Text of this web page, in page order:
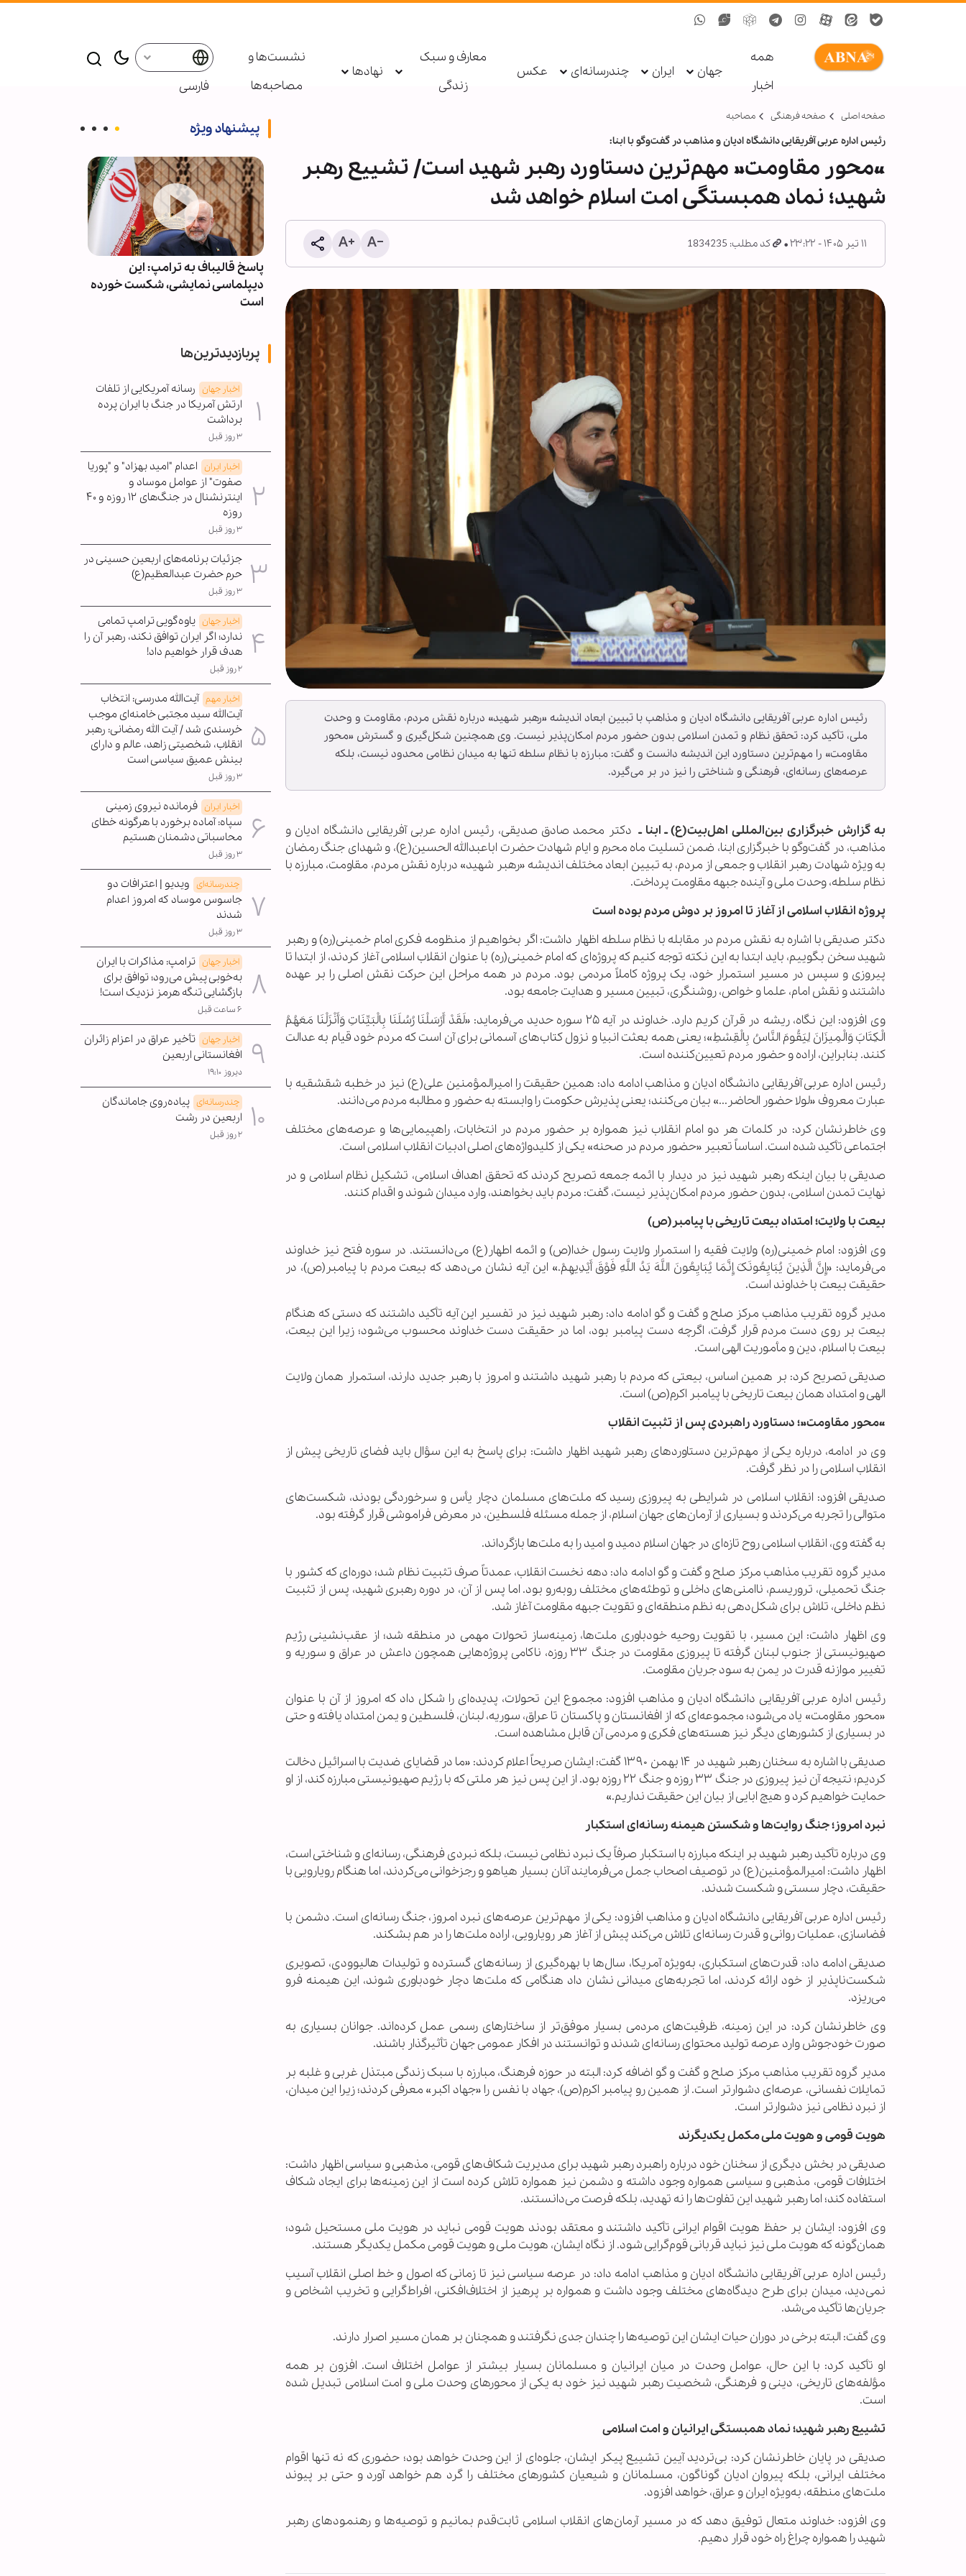
همه
اخبار
جهان ایران چندرسانه‌ای عکس
معارف و سبک
زندگی
نهادها
نشست‌ها و
مصاحبه‌ها
فارسی
صفحه اصلی صفحه فرهنگی مصاحبه
رئیس اداره عربی آفریقایی دانشگاه ادیان و مذاهب در گفت‌وگو با ابنا:
«محور مقاومت» مهم‌ترین دستاورد رهبر شهید است/ تشییع رهبر
شهید؛ نماد همبستگی امت اسلام خواهد شد
۱۱ تیر ۱۴۰۵ - ۲۳:۲۲ کد مطلب: 1834235
رئیس اداره عربی آفریقایی دانشگاه ادیان و مذاهب با تبیین ابعاد اندیشه «رهبر شهید» درباره نقش مردم، مقاومت و وحدت
ملی، تأکید کرد: تحقق نظام و تمدن اسلامی بدون حضور مردم امکان‌پذیر نیست. وی همچنین شکل‌گیری و گسترش «محور
مقاومت» را مهم‌ترین دستاورد این اندیشه دانست و گفت: مبارزه با نظام سلطه تنها به میدان نظامی محدود نیست، بلکه
عرصه‌های رسانه‌ای، فرهنگی و شناختی را نیز در بر می‌گیرد.
به گزارش خبرگزاری بین‌المللی اهل‌بیت(ع) ـ ابنا ـدکتر محمد صادق صدیقی، رئیس اداره عربی آفریقایی دانشگاه ادیان و
مذاهب، در گفت‌وگو با خبرگزاری ابنا، ضمن تسلیت ماه محرم و ایام شهادت حضرت اباعبدالله الحسین(ع)، و شهدای جنگ رمضان
به ویژه شهادت رهبر انقلاب و جمعی از مردم، به تبیین ابعاد مختلف اندیشه «رهبر شهید» درباره نقش مردم، مقاومت، مبارزه با
نظام سلطه، وحدت ملی و آینده جبهه مقاومت پرداخت.
پروژه انقلاب اسلامی از آغاز تا امروز بر دوش مردم بوده است
دکتر صدیقی با اشاره به نقش مردم در مقابله با نظام سلطه اظهار داشت: اگر بخواهیم از منظومه فکری امام خمینی(ره) و رهبر
شهید سخن بگوییم، باید ابتدا به این نکته توجه کنیم که پروژه‌ای که امام خمینی(ره) با عنوان انقلاب اسلامی آغاز کردند، از ابتدا تا
پیروزی و سپس در مسیر استمرار خود، یک پروژه کاملاً مردمی بود. مردم در همه مراحل این حرکت نقش اصلی را بر عهده
داشتند و نقش امام، علما و خواص، روشنگری، تبیین مسیر و هدایت جامعه بود.
وی افزود: این نگاه، ریشه در قرآن کریم دارد. خداوند در آیه ۲۵ سوره حدید می‌فرماید: «لَقَدْ أَرْسَلْنَا رُسُلَنَا بِالْبَیِّنَاتِ وَأَنْزَلْنَا مَعَهُمُ
الْکِتَابَ وَالْمِیزَانَ لِیَقُومَ النَّاسُ بِالْقِسْطِ»؛ یعنی همه بعثت انبیا و نزول کتاب‌های آسمانی برای آن است که مردم خود قیام به عدالت
کنند. بنابراین، اراده و حضور مردم تعیین‌کننده است.
رئیس اداره عربی آفریقایی دانشگاه ادیان و مذاهب ادامه داد: همین حقیقت را امیرالمؤمنین علی(ع) نیز در خطبه شقشقیه با
عبارت معروف «لولا حضور الحاضر...» بیان می‌کنند؛ یعنی پذیرش حکومت را وابسته به حضور و مطالبه مردم می‌دانند.
وی خاطرنشان کرد: در کلمات هر دو امام انقلاب نیز همواره بر حضور مردم در انتخابات، راهپیمایی‌ها و عرصه‌های مختلف
اجتماعی تأکید شده است. اساساً تعبیر «حضور مردم در صحنه» یکی از کلیدواژه‌های اصلی ادبیات انقلاب اسلامی است.
صدیقی با بیان اینکه رهبر شهید نیز در دیدار با ائمه جمعه تصریح کردند که تحقق اهداف اسلامی، تشکیل نظام اسلامی و در
نهایت تمدن اسلامی، بدون حضور مردم امکان‌پذیر نیست، گفت: مردم باید بخواهند، وارد میدان شوند و اقدام کنند.
بیعت با ولایت؛ امتداد بیعت تاریخی با پیامبر(ص)
وی افزود: امام خمینی(ره) ولایت فقیه را استمرار ولایت رسول خدا(ص) و ائمه اطهار(ع) می‌دانستند. در سوره فتح نیز خداوند
می‌فرماید: «إِنَّ الَّذِینَ یُبَایِعُونَکَ إِنَّمَا یُبَایِعُونَ اللَّهَ یَدُ اللَّهِ فَوْقَ أَیْدِیهِمْ.» این آیه نشان می‌دهد که بیعت مردم با پیامبر(ص)، در
حقیقت بیعت با خداوند است.
مدیر گروه تقریب مذاهب مرکز صلح و گفت و گو ادامه داد: رهبر شهید نیز در تفسیر این آیه تأکید داشتند که دستی که هنگام
بیعت بر روی دست مردم قرار گرفت، اگرچه دست پیامبر بود، اما در حقیقت دست خداوند محسوب می‌شود؛ زیرا این بیعت،
بیعت با اسلام، دین و مأموریت الهی است.
صدیقی تصریح کرد: بر همین اساس، بیعتی که مردم با رهبر شهید داشتند و امروز با رهبر جدید دارند، استمرار همان ولایت
الهی و امتداد همان بیعت تاریخی با پیامبر اکرم(ص) است.
«محور مقاومت»؛ دستاورد راهبردی پس از تثبیت انقلاب
وی در ادامه، درباره یکی از مهم‌ترین دستاوردهای رهبر شهید اظهار داشت: برای پاسخ به این سؤال باید فضای تاریخی پیش از
انقلاب اسلامی را در نظر گرفت.
صدیقی افزود: انقلاب اسلامی در شرایطی به پیروزی رسید که ملت‌های مسلمان دچار یأس و سرخوردگی بودند، شکست‌های
متوالی را تجربه می‌کردند و بسیاری از آرمان‌های جهان اسلام، از جمله مسئله فلسطین، در معرض فراموشی قرار گرفته بود.
به گفته وی، انقلاب اسلامی روح تازه‌ای در جهان اسلام دمید و امید را به ملت‌ها بازگرداند.
مدیر گروه تقریب مذاهب مرکز صلح و گفت و گو ادامه داد: دهه نخست انقلاب، عمدتاً صرف تثبیت نظام شد؛ دوره‌ای که کشور با
جنگ تحمیلی، تروریسم، ناامنی‌های داخلی و توطئه‌های مختلف روبه‌رو بود. اما پس از آن، در دوره رهبری شهید، پس از تثبیت
نظم داخلی، تلاش برای شکل‌دهی به نظم منطقه‌ای و تقویت جبهه مقاومت آغاز شد.
وی اظهار داشت: این مسیر، با تقویت روحیه خودباوری ملت‌ها، زمینه‌ساز تحولات مهمی در منطقه شد؛ از عقب‌نشینی رژیم
صهیونیستی از جنوب لبنان گرفته تا پیروزی مقاومت در جنگ ۳۳ روزه، ناکامی پروژه‌هایی همچون داعش در عراق و سوریه و
تغییر موازنه قدرت در یمن به سود جریان مقاومت.
رئیس اداره عربی آفریقایی دانشگاه ادیان و مذاهب افزود: مجموع این تحولات، پدیده‌ای را شکل داد که امروز از آن با عنوان
«محور مقاومت» یاد می‌شود؛ مجموعه‌ای که از افغانستان و پاکستان تا عراق، سوریه، لبنان، فلسطین و یمن امتداد یافته و حتی
در بسیاری از کشورهای دیگر نیز هسته‌های فکری و مردمی آن قابل مشاهده است.
صدیقی با اشاره به سخنان رهبر شهید در ۱۴ بهمن ۱۳۹۰ گفت: ایشان صریحاً اعلام کردند: «ما در قضایای ضدیت با اسرائیل دخالت
کردیم؛ نتیجه آن نیز پیروزی در جنگ ۳۳ روزه و جنگ ۲۲ روزه بود. از این پس نیز هر ملتی که با رژیم صهیونیستی مبارزه کند، از او
حمایت خواهیم کرد و هیچ ابایی از بیان این حقیقت نداریم.»
نبرد امروز؛ جنگ روایت‌ها و شکستن هیمنه رسانه‌ای استکبار
وی درباره تأکید رهبر شهید بر اینکه مبارزه با استکبار صرفاً یک نبرد نظامی نیست، بلکه نبردی فرهنگی، رسانه‌ای و شناختی است،
اظهار داشت: امیرالمؤمنین(ع) در توصیف اصحاب جمل می‌فرمایند آنان بسیار هیاهو و رجزخوانی می‌کردند، اما هنگام رویارویی با
حقیقت، دچار سستی و شکست شدند.
رئیس اداره عربی آفریقایی دانشگاه ادیان و مذاهب افزود: یکی از مهم‌ترین عرصه‌های نبرد امروز، جنگ رسانه‌ای است. دشمن با
فضاسازی، عملیات روانی و قدرت رسانه‌ای تلاش می‌کند پیش از آغاز هر رویارویی، اراده ملت‌ها را در هم بشکند.
صدیقی ادامه داد: قدرت‌های استکباری، به‌ویژه آمریکا، سال‌ها با بهره‌گیری از رسانه‌های گسترده و تولیدات هالیوودی، تصویری
شکست‌ناپذیر از خود ارائه کردند، اما تجربه‌های میدانی نشان داد هنگامی که ملت‌ها دچار خودباوری شوند، این هیمنه فرو
می‌ریزد.
وی خاطرنشان کرد: در این زمینه، ظرفیت‌های مردمی بسیار موفق‌تر از ساختارهای رسمی عمل کرده‌اند. جوانان بسیاری به
صورت خودجوش وارد عرصه تولید محتوای رسانه‌ای شدند و توانستند در افکار عمومی جهان تأثیرگذار باشند.
مدیر گروه تقریب مذاهب مرکز صلح و گفت و گو اضافه کرد: البته در حوزه فرهنگ، مبارزه با سبک زندگی مبتذل غربی و غلبه بر
تمایلات نفسانی، عرصه‌ای دشوارتر است. از همین رو پیامبر اکرم(ص)، جهاد با نفس را «جهاد اکبر» معرفی کردند؛ زیرا این میدان،
از نبرد نظامی نیز دشوارتر است.
هویت قومی و هویت ملی مکمل یکدیگرند
صدیقی در بخش دیگری از سخنان خود درباره راهبرد رهبر شهید برای مدیریت شکاف‌های قومی، مذهبی و سیاسی اظهار داشت:
اختلافات قومی، مذهبی و سیاسی همواره وجود داشته و دشمن نیز همواره تلاش کرده است از این زمینه‌ها برای ایجاد شکاف
استفاده کند؛ اما رهبر شهید این تفاوت‌ها را نه تهدید، بلکه فرصت می‌دانستند.
وی افزود: ایشان بر حفظ هویت اقوام ایرانی تأکید داشتند و معتقد بودند هویت قومی نباید در هویت ملی مستحیل شود؛
همان‌گونه که هویت ملی نیز نباید قربانی قوم‌گرایی شود. از نگاه ایشان، هویت ملی و هویت قومی مکمل یکدیگر هستند.
رئیس اداره عربی آفریقایی دانشگاه ادیان و مذاهب ادامه داد: در عرصه سیاسی نیز تا زمانی که اصول و خط اصلی انقلاب آسیب
نمی‌دید، میدان برای طرح دیدگاه‌های مختلف وجود داشت و همواره بر پرهیز از اختلاف‌افکنی، افراط‌گرایی و تخریب اشخاص و
جریان‌ها تأکید می‌شد.
وی گفت: البته برخی در دوران حیات ایشان این توصیه‌ها را چندان جدی نگرفتند و همچنان بر همان مسیر اصرار دارند.
او تأکید کرد: با این حال، عوامل وحدت در میان ایرانیان و مسلمانان بسیار بیشتر از عوامل اختلاف است. افزون بر همه
مؤلفه‌های تاریخی، دینی و فرهنگی، شخصیت رهبر شهید نیز خود به یکی از محورهای وحدت ملی و امت اسلامی تبدیل شده
است.
تشییع رهبر شهید؛ نماد همبستگی ایرانیان و امت اسلامی
صدیقی در پایان خاطرنشان کرد: بی‌تردید آیین تشییع پیکر ایشان، جلوه‌ای از این وحدت خواهد بود؛ حضوری که نه تنها اقوام
مختلف ایرانی، بلکه پیروان ادیان گوناگون، مسلمانان و شیعیان کشورهای مختلف را گرد هم خواهد آورد و حتی بر پیوند
ملت‌های منطقه، به‌ویژه ایران و عراق، خواهد افزود.
وی افزود: خداوند متعال توفیق دهد که در مسیر آرمان‌های انقلاب اسلامی ثابت‌قدم بمانیم و توصیه‌ها و رهنمودهای رهبر
شهید را همواره چراغ راه خود قرار دهیم.
پیشنهاد ویژه
حزب‌الله: دولت لبنان مذاکرات و
امتیازدهی به تل‌آویو را متوقف کند
پاسخ قالیباف به ترامپ: این
دیپلماسی نمایشی، شکست خورده
است
پربازدیدترین‌ها
اخبار جهان رسانه آمریکایی از تلفات
ارتش آمریکا در جنگ با ایران پرده
برداشت
۳ روز قبل
اخبار ایران اعدام "امید بهزاد" و "پوریا
صفوت" از عوامل موساد و
اینترنشنال در جنگ‌های ۱۲ روزه و ۴۰
روزه
۳ روز قبل
جزئیات برنامه‌های اربعین حسینی در
حرم حضرت عبدالعظیم(ع)
۳ روز قبل
اخبار جهان یاوه‌گویی ترامپ تمامی
ندارد؛ اگر ایران توافق نکند، رهبر آن را
هدف قرار خواهیم داد!
۲ روز قبل
اخبار مهم آیت‌الله مدرسی: انتخاب
آیت‌الله سید مجتبی خامنه‌ای موجب
خرسندی شد / آیت الله رمضانی: رهبر
انقلاب، شخصیتی زاهد، عالم و دارای
بینش عمیق سیاسی است
۳ روز قبل
اخبار ایران فرمانده نیروی زمینی
سپاه: آماده برخورد با هرگونه خطای
محاسباتی دشمنان هستیم
۳ روز قبل
چندرسانه‌ای ویدیو | اعترافات دو
جاسوس موساد که امروز اعدام
شدند
۳ روز قبل
اخبار جهان ترامپ: مذاکرات با ایران
به‌خوبی پیش می‌رود؛ توافق برای
بازگشایی تنگه هرمز نزدیک است!
۶ ساعت قبل
اخبار جهان تأخیر عراق در اعزام زائران
افغانستانی اربعین
دیروز ۱۹:۱۰
چندرسانه‌ای پیاده‌روی جاماندگان
اربعین در رشت
۲ روز قبل